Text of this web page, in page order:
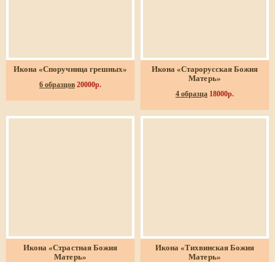
Икона «Споручница грешных»
6 образцов 20000р.
Икона «Старорусская Божия
Матерь»
4 образца 18000р.
Икона «Страстная Божия
Матерь»
Икона «Тихвинская Божия
Матерь»